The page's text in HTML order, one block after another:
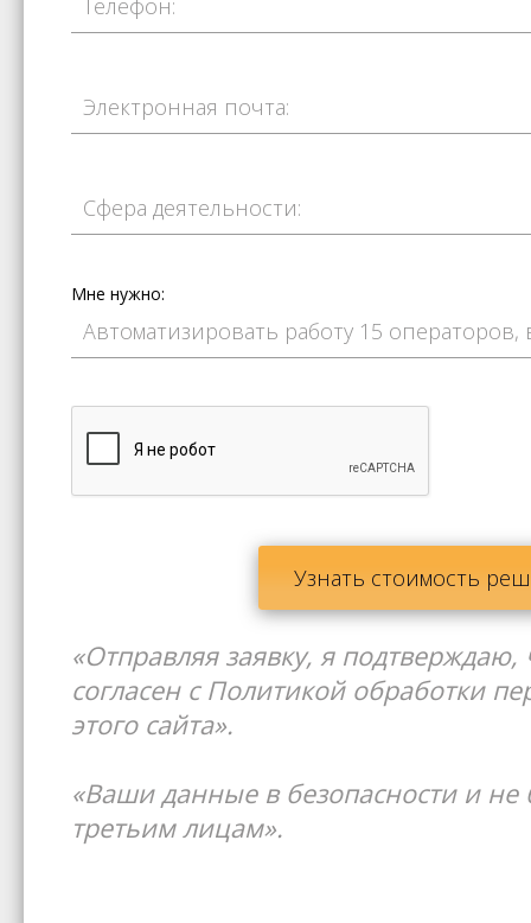
Мне нужно:
Узнать стоимость
«Отправляя заявку, я
согласен с Политикой обработки
этого сайта».
«Ваши данные в безопасности и не
третьим лицам».